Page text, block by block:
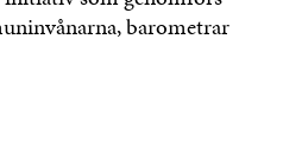
barometrar